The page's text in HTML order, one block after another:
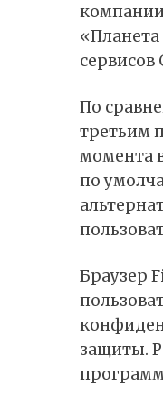
сервисов
По
третьим
момента
по
Браузер
защиты.